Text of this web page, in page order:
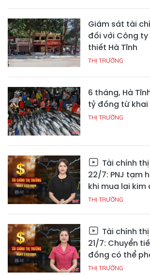
Giám sát tài
đối với Công ty
thiết Hà Tĩnh
THỊ TRƯỜNG
6 tháng, Hà
tỷ đồng từ
THỊ TRƯỜNG
Tài chính
22/7: PNJ tạm
khi mua lại kim
THỊ TRƯỜNG
Tài chính
21/7: Chuyển
đồng có thể
THỊ TRƯỜNG